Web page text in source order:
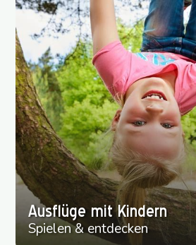
Ausflüge mit Kindern
Spielen & entdecken